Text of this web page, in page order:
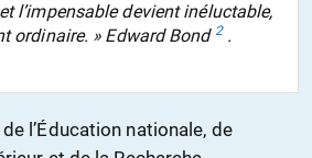
l’impensable devient inéluctable,
ordinaire. » Edward Bond 2.
l’Éducation nationale, de